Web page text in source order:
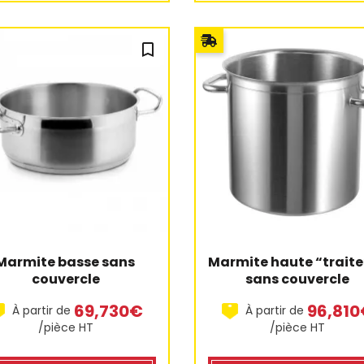
bookmark_outline
basse sans
couvercle
À partir de 69,730€
/pièce HT
Marmite haute
sans couvercle
À partir de
/pièce HT